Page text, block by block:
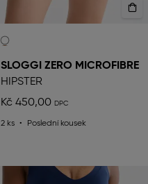
SLOGGI ZERO MICROFIBRE
HIPSTER
Kč 450,00
2 ks Poslední kousek